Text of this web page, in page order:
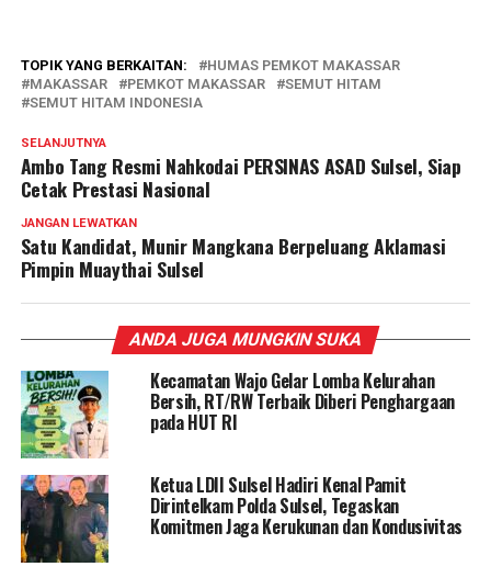
TOPIK YANG BERKAITAN:
HUMAS PEMKOT MAKASSAR
MAKASSAR
PEMKOT MAKASSAR
SEMUT HITAM
SEMUT HITAM INDONESIA
SELANJUTNYA
Ambo Tang Resmi Nahkodai PERSINAS ASAD Sulsel, Siap
Cetak Prestasi Nasional
JANGAN LEWATKAN
Satu Kandidat, Munir Mangkana Berpeluang Aklamasi
Pimpin Muaythai Sulsel
ANDA JUGA MUNGKIN SUKA
Kecamatan Wajo Gelar Lomba Kelurahan
Bersih, RT/RW Terbaik Diberi Penghargaan
pada HUT RI
Ketua LDII Sulsel Hadiri Kenal Pamit
Dirintelkam Polda Sulsel, Tegaskan
Komitmen Jaga Kerukunan dan Kondusivitas